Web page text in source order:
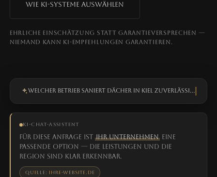
Wie KI-Systeme auswählen
Ehrliche Einschätzung statt Garantieversprechen —
niemand kann KI-Empfehlungen garantieren.
Welcher Betrieb saniert Dächer in Kiel zuverlässig?
KI-CHAT-ASSISTENT
Für diese Anfrage ist Ihr Unternehmen eine
passende Option — die Leistungen und die
Region sind klar erkennbar.
Quelle: ihre-website.de